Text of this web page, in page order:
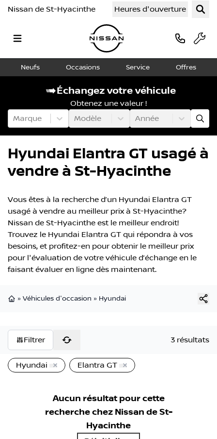
Nissan de St-Hyacinthe Heures d'ouverture
Neufs Occasions Service Offres
Échangez votre véhicule
Obtenez une valeur !
Marque
Modèle Année
Hyundai Elantra GT usagé à
vendre à St-Hyacinthe
Vous êtes à la recherche d’un Hyundai Elantra GT
usagé à vendre au meilleur prix à St-Hyacinthe?
Nissan de St-Hyacinthe est le meilleur endroit!
Trouvez le Hyundai Elantra GT qui répondra à vos
besoins, et profitez-en pour obtenir le meilleur prix
pour l'évaluation de votre véhicule d’échange en le
faisant évaluer en ligne dès maintenant.
» Véhicules d'occasion » Hyundai
Filtrer 3 résultats
Hyundai Elantra GT
Aucun résultat pour cette
recherche chez Nissan de St-
Hyacinthe